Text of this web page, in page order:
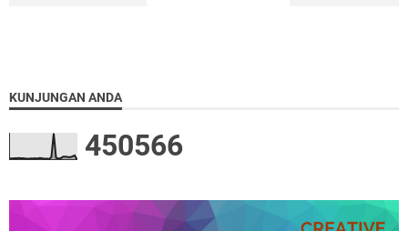
KUNJUNGAN ANDA
450566